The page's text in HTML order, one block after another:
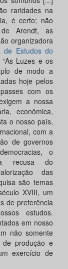
raridades na
é certo; não
Arendt, as
organizadora
de Estudos do
Luzes e os
de modo a
hoje pelos
com os
a nossa
econômica,
o nosso país,
com a
de governos
o
a recusa do
das
são temas
XVIII, um
de preferência
estudos.
em nosso
não somente
de produção e
exercício de